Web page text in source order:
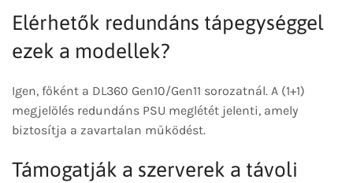
Elérhetők redundáns tápegységgel
ezek a modellek?
Igen, főként a DL360 Gen10/Gen11 sorozatnál. A (1+1)
megjelölés redundáns PSU meglétét jelenti, amely
biztosítja a zavartalan működést.
Támogatják a szerverek a távoli